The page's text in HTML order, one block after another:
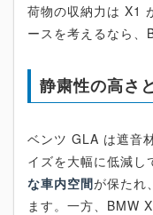
荷物の収納力は X1
ースを考えるなら、
静粛性の高さ
ベンツ GLA は遮音
イズを大幅に低減し
な車内空間が保たれ
ます。一方、BMW